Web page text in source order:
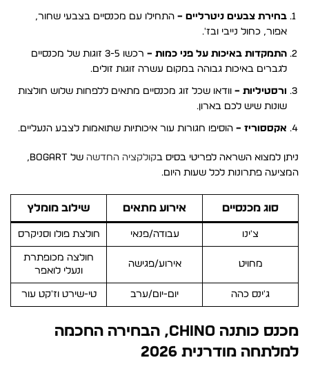
בחירת צבעים ניטרליים – התחילו עם מכנסיים בצבעי שחור,
אפור, כחול נייבי ובז'.
התמקדות באיכות על פני כמות –
רכשו 3-5 זוגות של מכנסיים
לגברים באיכות גבוהה במקום עשרה זוגות זולים.
ורסטיליות – וודאו שכל זוג מכנסיים מתאים ללפחות שלוש חולצות
שונות שיש לכם בארון.
אקססוריז – הוסיפו חגורות עור איכותיות שתואמות לצבע הנעליים.
ניתן למצוא השראה לפריטי בסיס בקולקציה החדשה
של BOGART,
המציעה פתרונות לכל שעות היום.
סוג מכנסיים אירוע מתאים שילוב מומלץ
צ'ינו עבודה/פנאי חולצת פולו וסניקרס
מחויט אירוע/פגישה
חולצה מכופתרת
ונעלי לואפר
ג'ינס כהה יום-יום/ערב טי-שירט וז'קט עור
מכנס כותנה CHINO, הבחירה החכמה
למלתחה מודרנית 2026